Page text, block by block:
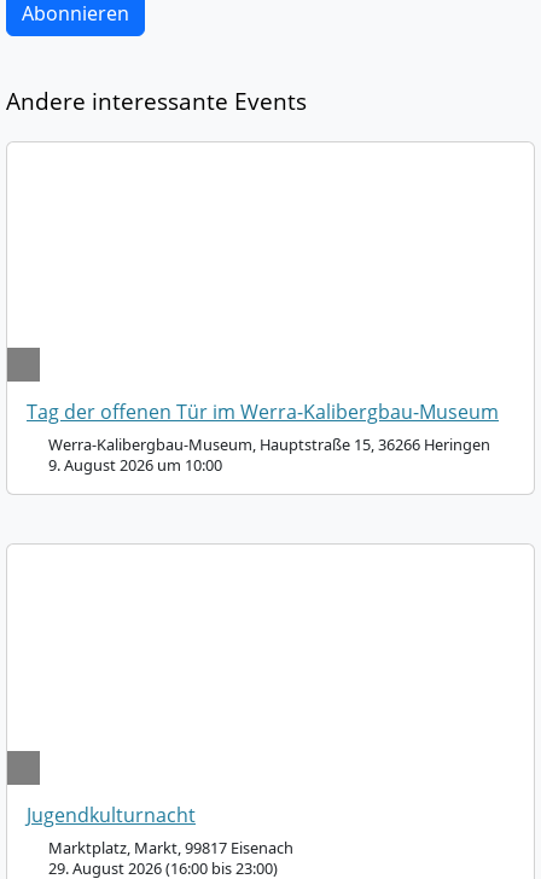
Abonnieren
Andere interessante Events
Tag der offenen Tür im Werra-Kalibergbau-Museum
Werra-Kalibergbau-Museum, Hauptstraße 15, 36266 Heringen
9. August 2026 um 10:00
Jugendkulturnacht
Marktplatz, Markt, 99817 Eisenach
29. August 2026 (16:00 bis 23:00)